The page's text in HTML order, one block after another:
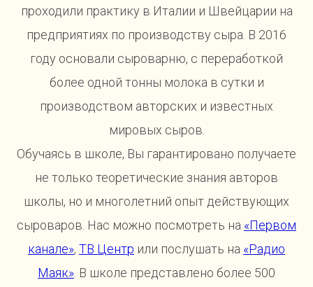
проходили практику в Италии и Швейцарии на
предприятиях по производству сыра. В 2016
году основали сыроварню, с переработкой
более одной тонны молока в сутки и
производством авторских и известных
мировых сыров.
Обучаясь в школе, Вы гарантировано получаете
не только теоретические знания авторов
школы, но и многолетний опыт действующих
сыроваров. Нас можно посмотреть на «Первом
канале», ТВ Центр или послушать на «Радио
Маяк» . В школе представлено более 500